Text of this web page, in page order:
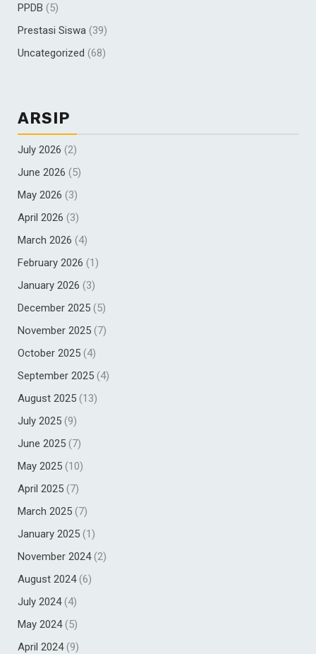
PPDB (5)
Prestasi Siswa (39)
Uncategorized (68)
ARSIP
July 2026 (2)
June 2026 (5)
May 2026 (3)
April 2026 (3)
March 2026 (4)
February 2026 (1)
January 2026 (3)
December 2025 (5)
November 2025 (7)
October 2025 (4)
September 2025 (4)
August 2025 (13)
July 2025 (9)
June 2025 (7)
May 2025 (10)
April 2025 (7)
March 2025 (7)
January 2025 (1)
November 2024(2)
August 2024(6)
July 2024(4)
May 2024(5)
April 2024(9)